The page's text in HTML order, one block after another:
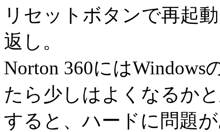
リセットボタンで再起
返し。
Norton 360には
たら少しはよくなるか
すると、ハードに問題